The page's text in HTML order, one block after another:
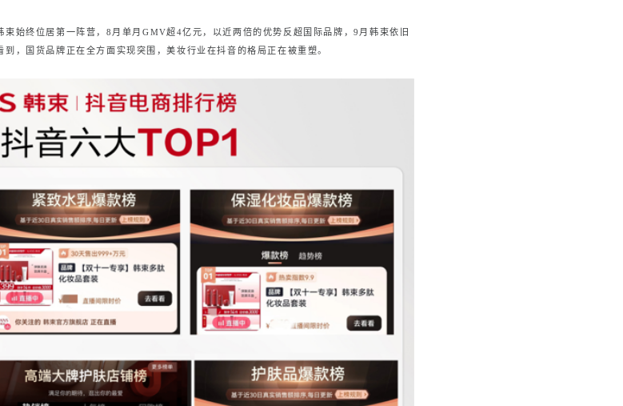
始终位居第一阵营，8月单月GMV超4亿元，以近两倍的优势反超国际品牌，9月韩束依旧
，国货品牌正在全方面实现突围，美妆行业在抖音的格局正在被重塑。